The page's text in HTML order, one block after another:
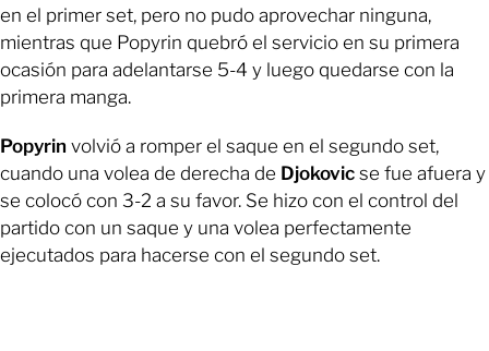
en el primer set, pero no pudo aprovechar ninguna,
mientras que Popyrin quebró el servicio en su primera
ocasión para adelantarse 5-4 y luego quedarse con la
primera manga.
Popyrin volvió a romper el saque en el segundo set,
cuando una volea de derecha de Djokovic se fue afuera y
se colocó con 3-2 a su favor. Se hizo con el control del
partido con un saque y una volea perfectamente
ejecutados para hacerse con el segundo set.